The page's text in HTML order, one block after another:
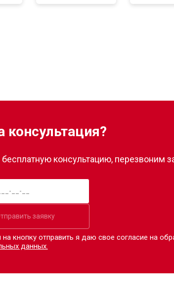
консультация?
консультацию, перезвоним
заявку
кнопку отправить я даю свое согласие на
данных.